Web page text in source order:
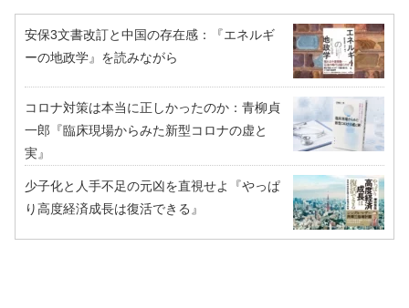
安保3文書改訂と中国の存在感：『エネルギ
ーの地政学』を読みながら
コロナ対策は本当に正しかったのか：青柳貞
一郎『臨床現場からみた新型コロナの虚と
実』
少子化と人手不足の元凶を直視せよ『やっぱ
り高度経済成長は復活できる』